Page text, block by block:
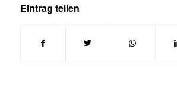
Eintrag teilen